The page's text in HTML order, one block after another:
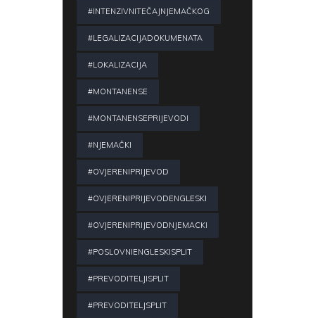
#INTENZIVNITEČAJNJEMAČKOG
#LEGALIZACIJADOKUMENATA
#LOKALIZACIJA
#MONTANENSE
#MONTANENSEPRIJEVODI
#NJEMAČKI
#OVJERENIPRIJEVOD
#OVJERENIPRIJEVODENGLESKI
#OVJERENIPRIJEVODNJEMACKI
#POSLOVNIENGLESKISPLIT
#PREVODITELJISPLIT
#PREVODITELJSPLIT